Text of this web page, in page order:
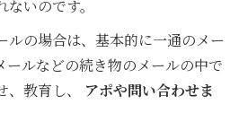
いのです。
ルの場合は、基本的に一通のメー
ールなどの続き物のメールの中で
、教育し、 アポや問い合わせま